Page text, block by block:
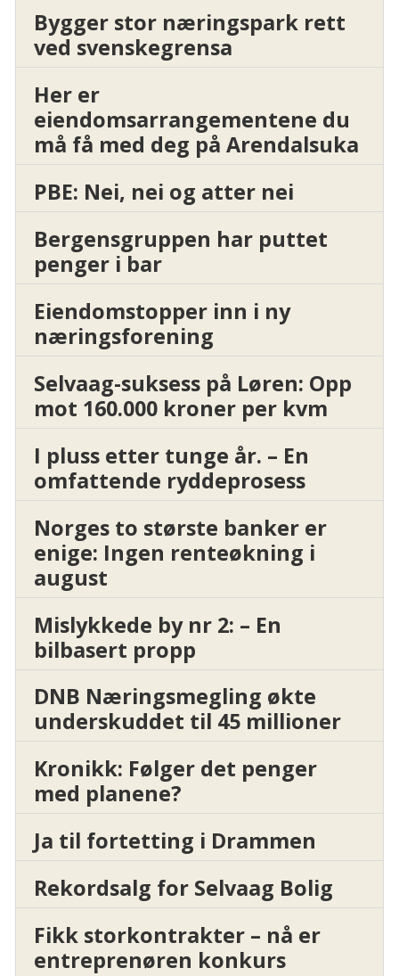
Bygger stor næringspark rett
ved svenskegrensa
Her er
eiendomsarrangementene du
må få med deg på Arendalsuka
PBE: Nei, nei og atter nei
Bergensgruppen har puttet
penger i bar
Eiendomstopper inn i ny
næringsforening
Selvaag-suksess på Løren: Opp
mot 160.000 kroner per kvm
I pluss etter tunge år. – En
omfattende ryddeprosess
Norges to største banker er
enige: Ingen renteøkning i
august
Mislykkede by nr 2: – En
bilbasert propp
DNB Næringsmegling økte
underskuddet til 45 millioner
Kronikk: Følger det penger
med planene?
Ja til fortetting i Drammen
Rekordsalg for Selvaag Bolig
Fikk storkontrakter – nå er
entreprenøren konkurs